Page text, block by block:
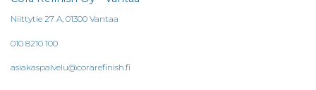
Niittytie 27 A, 01300 Vantaa
010 8210 100
asiakaspalvelu@corarefinish.fi